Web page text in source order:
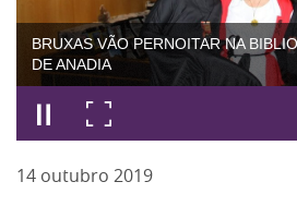
BRUXAS VÃO PERNOITAR NA
DE ANADIA
14 outubro 2019